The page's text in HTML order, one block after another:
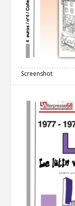
Screenshot